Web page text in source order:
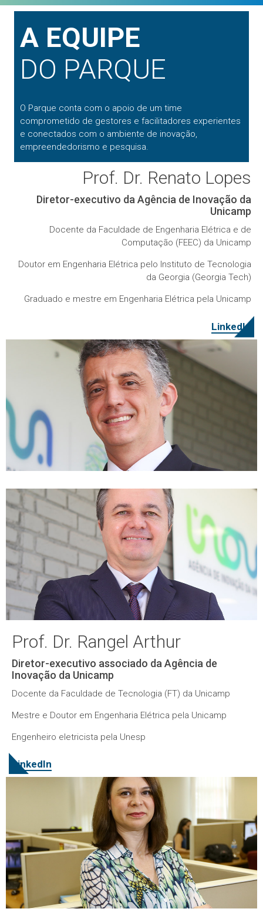
A EQUIPE
DO PARQUE
O Parque conta com o apoio de um time
comprometido de gestores e facilitadores experientes
e conectados com o ambiente de inovação,
empreendedorismo e pesquisa.
Prof. Dr. Renato Lopes
Diretor-executivo da Agência de Inovação da
Unicamp
Docente da Faculdade de Engenharia Elétrica e de
Computação (FEEC) da Unicamp
Doutor em Engenharia Elétrica pelo Instituto de Tecnologia
da Georgia (Georgia Tech)
Graduado e mestre em Engenharia Elétrica pela Unicamp
LinkedIn
Prof. Dr. Rangel Arthur
Diretor-executivo associado da Agência de
Inovação da Unicamp
Docente da Faculdade de Tecnologia (FT) da Unicamp
Mestre e Doutor em Engenharia Elétrica pela Unicamp
Engenheiro eletricista pela Unesp
LinkedIn